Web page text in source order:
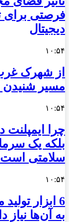
فرصتی برای
دیجیتال
۱۰:۵۴
از شهرک
مسیر شنیدن
۱۰:۵۴
چرا ایمپلنت
بلکه یک
سلامتی
۱۰:۵۴
6 ابزار
به آن‌ها نیاز